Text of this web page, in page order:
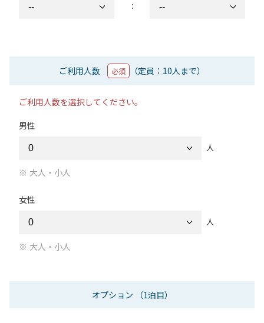
：
ご利用人数 必須 （定員：10人まで）
ご利用人数を選択してください。
男性
人
大人・小人
女性
人
大人・小人
オプション （1泊目）